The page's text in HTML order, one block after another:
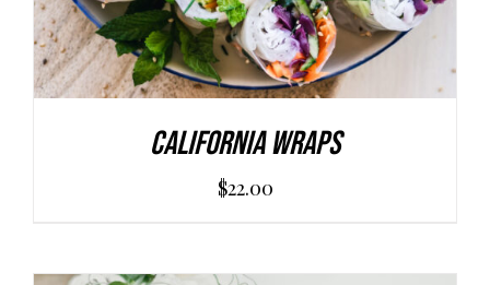
California Wraps
$22.00